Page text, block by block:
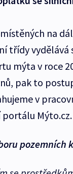
na
třídy vydělává
mýta v roce
pak to
v
portálu Mýto.cz.
pozemních